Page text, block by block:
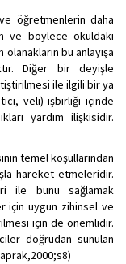
öğretmenlerin daha
ve böylece okuldaki
olanakların bu anlayışa
Diğer bir deyişle
ile ilgili bir ya
veli) işbirliği içinde
yardım ilişkisidir.
temel koşullarından
hareket etmeleridir.
ile bunu sağlamak
için uygun zihinsel ve
için de önemlidir.
doğrudan sunulan